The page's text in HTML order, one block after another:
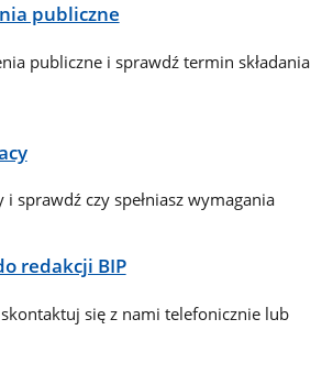
publiczne
publiczne i sprawdź termin składania
sprawdź czy spełniasz wymagania
redakcji BIP
się z nami telefonicznie lub